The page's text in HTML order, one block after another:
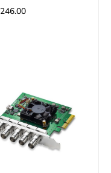
246.00